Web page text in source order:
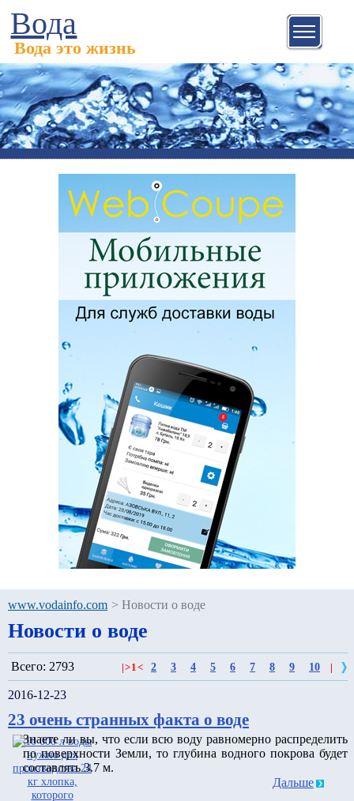
Вода
Вода это жизнь
www.vodainfo.com > Новости о воде
Новости о воде
Всего: 2793 >1< 2 3 4 5 6 7 8 9 10
2016-12-23
23 очень странных факта о воде
Знаете ли вы, что если всю воду равномерно распределить
по поверхности Земли, то глубина водного покрова будет
составлять 3.7 м.
Дальше